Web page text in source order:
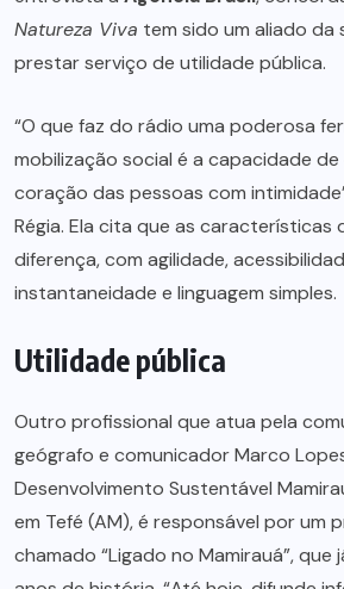
Natureza Viva tem sido um aliado da
prestar serviço de utilidade pública.
“O que faz do rádio uma poderosa
mobilização social é a capacidade
coração das pessoas com
Régia. Ela cita que as características
diferença, com agilidade,
instantaneidade e linguagem simples.
Utilidade pública
Outro profissional que atua pela
geógrafo e comunicador Marco
Desenvolvimento Sustentável
em Tefé (AM), é responsável por um
chamado “Ligado no Mamirauá”, que